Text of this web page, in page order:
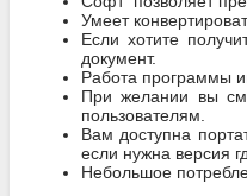
Умеет
Если хотите
документ.
Работа программы
При желании вы
пользователям.
Вам доступна
если нужна версия
Небольшое